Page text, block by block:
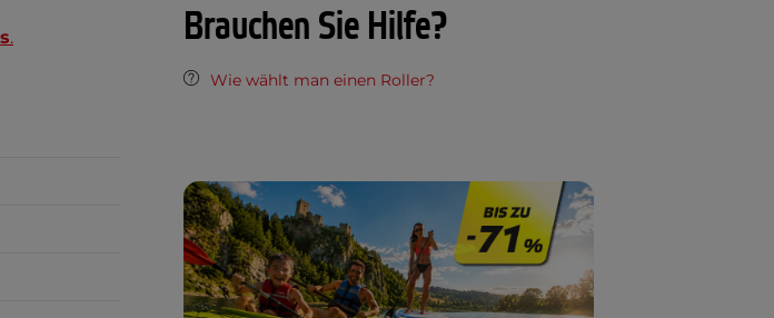
. Brauchen Sie Hilfe?
Wie wählt man einen Roller?